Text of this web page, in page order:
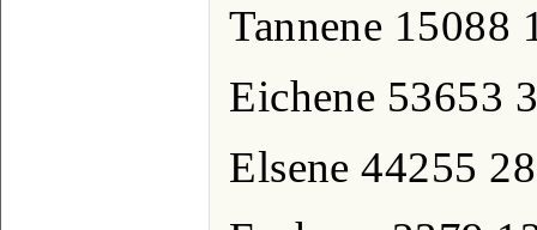
Tannene 15088
Eichene 53653
Elsene 44255